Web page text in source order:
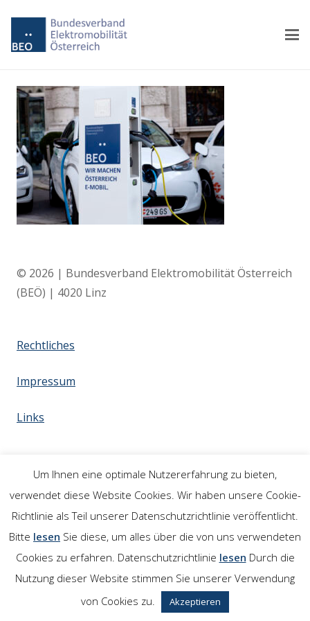
© 2026 | Bundesverband Elektromobilität Österreich
(BEÖ) | 4020 Linz
Rechtliches
Impressum
Links
Um Ihnen eine optimale Nutzererfahrung zu bieten,
verwendet diese Website Cookies. Wir haben unsere Cookie-
Richtlinie als Teil unserer Datenschutzrichtlinie veröffentlicht.
Bitte lesen Sie diese, um alles über die von uns verwendeten
Cookies zu erfahren. Datenschutzrichtlinie lesen Durch die
Nutzung dieser Website stimmen Sie unserer Verwendung
von Cookies zu.
Akzeptieren